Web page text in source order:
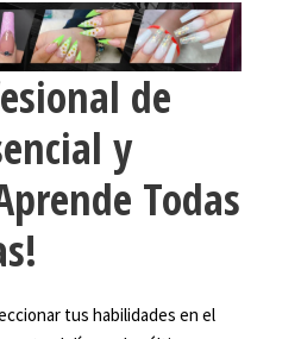
de
y
Todas
tus habilidades en el